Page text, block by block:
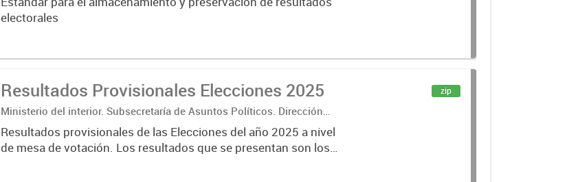
electorales
Resultados Provisionales Elecciones 2025
Ministerio del interior. Subsecretaría de Asuntos Políticos. Dirección
Nacional Electoral
Resultados provisionales de las Elecciones del año 2025 a nivel
de mesa de votación. Los resultados que se presentan son los
zip